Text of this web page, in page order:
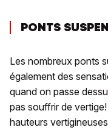
PONTS
Les nombreux ponts
également des
quand on passe
pas souffrir de
hauteurs